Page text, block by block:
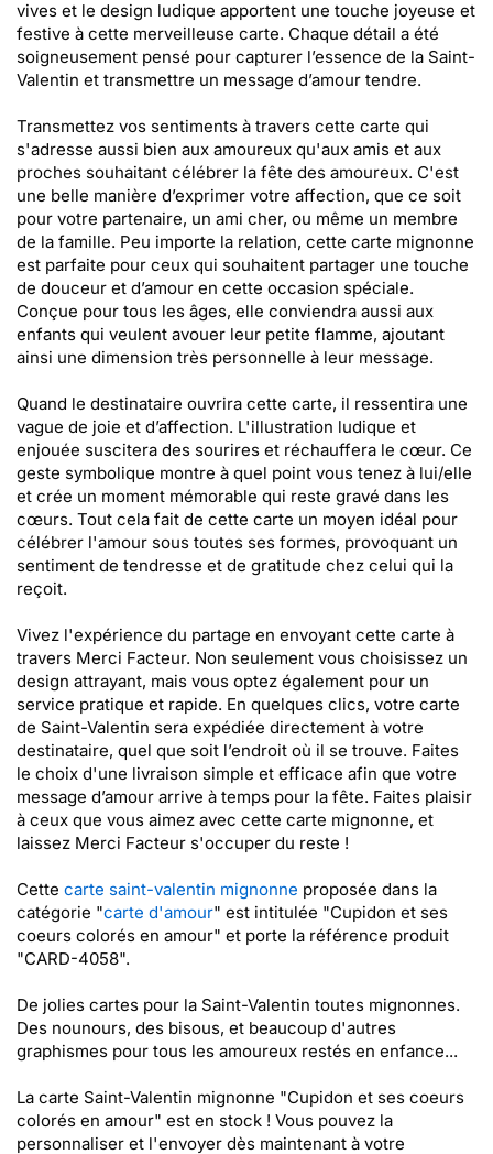
vives et le design ludique apportent une touche joyeuse et
festive à cette merveilleuse carte. Chaque détail a été
soigneusement pensé pour capturer l’essence de la Saint-
Valentin et transmettre un message d’amour tendre.
Transmettez vos sentiments à travers cette carte qui
s'adresse aussi bien aux amoureux qu'aux amis et aux
proches souhaitant célébrer la fête des amoureux. C'est
une belle manière d’exprimer votre affection, que ce soit
pour votre partenaire, un ami cher, ou même un membre
de la famille. Peu importe la relation, cette carte mignonne
est parfaite pour ceux qui souhaitent partager une touche
de douceur et d’amour en cette occasion spéciale.
Conçue pour tous les âges, elle conviendra aussi aux
enfants qui veulent avouer leur petite flamme, ajoutant
ainsi une dimension très personnelle à leur message.
Quand le destinataire ouvrira cette carte, il ressentira une
vague de joie et d’affection. L'illustration ludique et
enjouée suscitera des sourires et réchauffera le cœur. Ce
geste symbolique montre à quel point vous tenez à lui/elle
et crée un moment mémorable qui reste gravé dans les
cœurs. Tout cela fait de cette carte un moyen idéal pour
célébrer l'amour sous toutes ses formes, provoquant un
sentiment de tendresse et de gratitude chez celui qui la
reçoit.
Vivez l'expérience du partage en envoyant cette carte à
travers Merci Facteur. Non seulement vous choisissez un
design attrayant, mais vous optez également pour un
service pratique et rapide. En quelques clics, votre carte
de Saint-Valentin sera expédiée directement à votre
destinataire, quel que soit l’endroit où il se trouve. Faites
le choix d'une livraison simple et efficace afin que votre
message d’amour arrive à temps pour la fête. Faites plaisir
à ceux que vous aimez avec cette carte mignonne, et
laissez Merci Facteur s'occuper du reste !
Cette carte saint-valentin mignonne proposée dans la
catégorie "carte d'amour" est intitulée "Cupidon et ses
coeurs colorés en amour" et porte la référence produit
"CARD-4058".
De jolies cartes pour la Saint-Valentin toutes mignonnes.
Des nounours, des bisous, et beaucoup d'autres
graphismes pour tous les amoureux restés en enfance...
La carte Saint-Valentin mignonne "Cupidon et ses coeurs
colorés en amour" est en stock ! Vous pouvez la
personnaliser et l'envoyer dès maintenant à votre